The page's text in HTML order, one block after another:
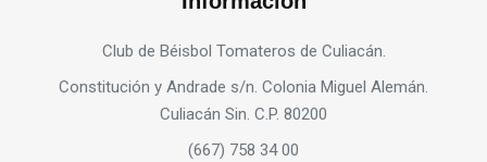
Club de Béisbol Tomateros de Culiacán.
Constitución y Andrade s/n. Colonia Miguel Alemán.
Culiacán Sin. C.P. 80200
(667) 758 34 00